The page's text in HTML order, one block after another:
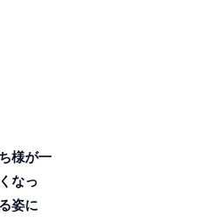
様が一
なっ
姿に